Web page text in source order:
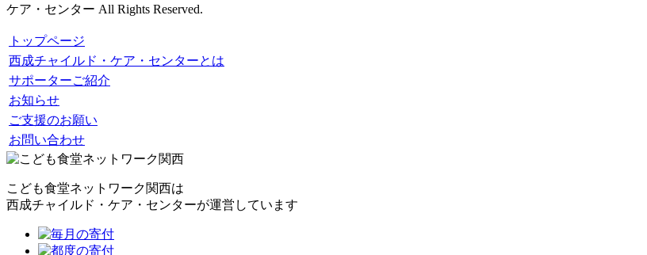
ケア・センター All Rights Reserved.
トップページ
西成チャイルド・ケア・センターとは
サポーターご紹介
お知らせ
ご支援のお願い
お問い合わせ
こども食堂ネットワーク関西は
西成チャイルド・ケア・センターが運営しています